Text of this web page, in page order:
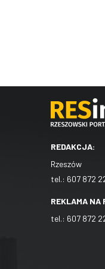
REDAKCJA:
Rzeszów
tel.: 607 872
REKLAMA
tel.: 607 872